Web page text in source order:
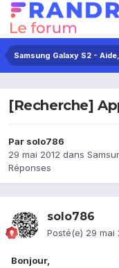
Samsung Galaxy S2 -
[Recherche]
Par solo786
29 mai 2012 dans
Réponses
solo786
Posté(e) 29 mai
Bonjour,